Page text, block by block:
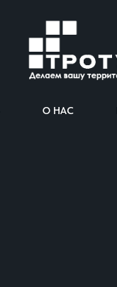
О НАС